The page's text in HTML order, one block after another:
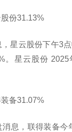
份31.13%
星云股份下午3
。星云股份
备31.07%
息，联得装备今